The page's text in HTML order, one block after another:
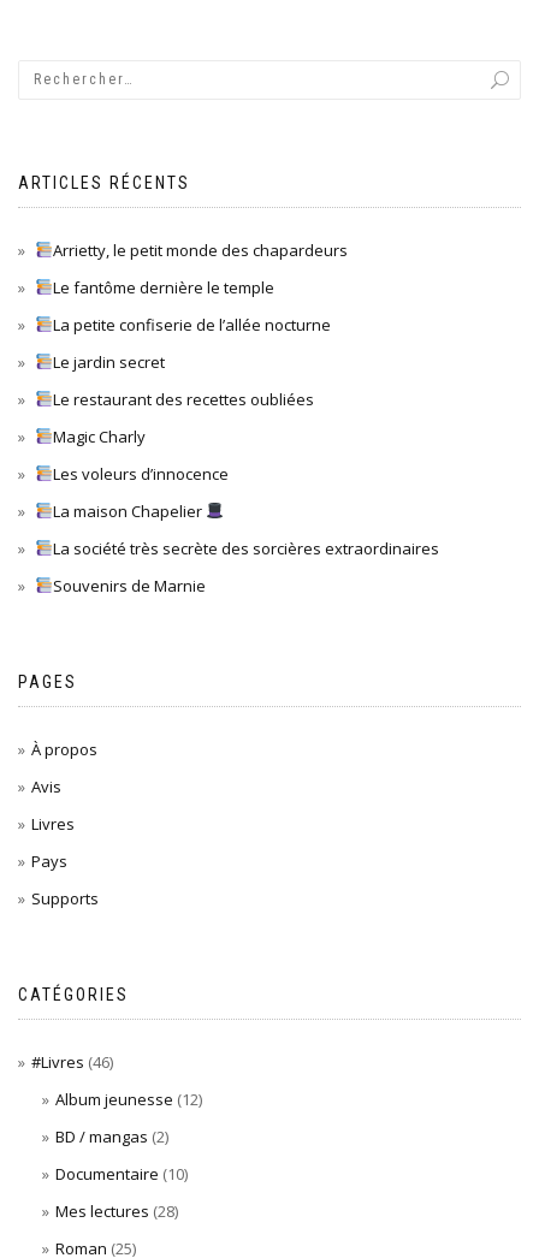
ARTICLES RÉCENTS
Arrietty, le petit monde des chapardeurs
Le fantôme dernière le temple
La petite confiserie de l’allée nocturne
Le jardin secret
Le restaurant des recettes oubliées
Magic Charly
Les voleurs d’innocence
La maison Chapelier
La société très secrète des sorcières extraordinaires
Souvenirs de Marnie
PAGES
À propos
Avis
Livres
Pays
Supports
CATÉGORIES
#Livres (46)
Album jeunesse (12)
BD / mangas (2)
Documentaire (10)
Mes lectures (28)
Roman (25)